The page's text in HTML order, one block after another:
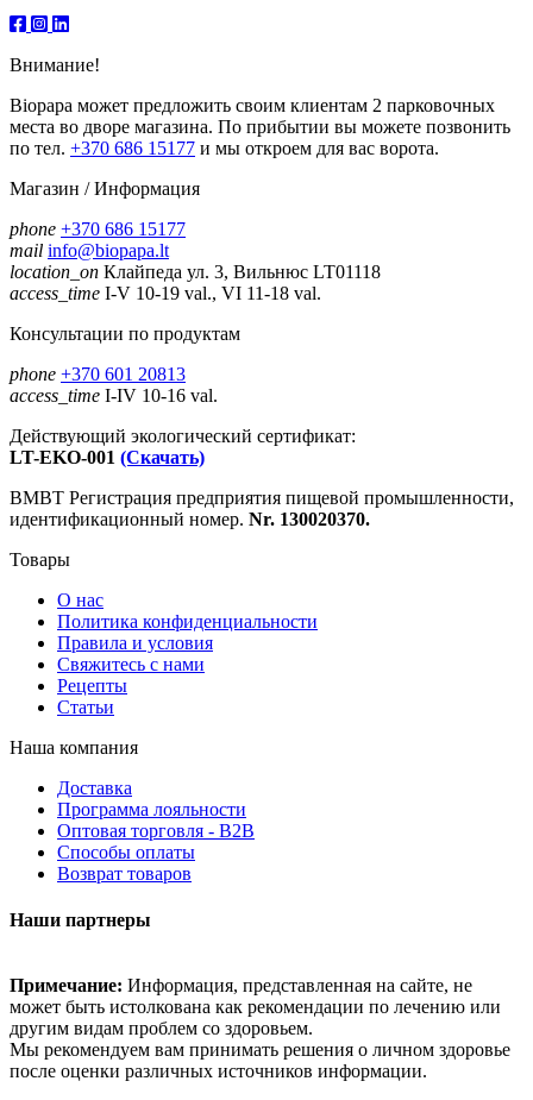
Внимание!
Biopapa может предложить своим клиентам 2 парковочных
места во дворе магазина. По прибытии вы можете позвонить
по тел. +370 686 15177 и мы откроем для вас ворота.
Магазин / Информация
phone +370 686 15177
mail info@biopapa.lt
location_on Клайпеда ул. 3, Вильнюс LT01118
access_time I-V 10-19 val., VI 11-18 val.
Консультации по продуктам
phone +370 601 20813
access_time I-IV 10-16 val.
Действующий экологический сертификат:
LT-EKO-001 (Скачать)
ВМВТ Регистрация предприятия пищевой промышленности,
идентификационный номер. Nr. 130020370.
Товары
О нас
Политика конфиденциальности
Правила и условия
Свяжитесь с нами
Рецепты
Статьи
Наша компания
Доставка
Программа лояльности
Оптовая торговля - B2B
Способы оплаты
Возврат товаров
Наши партнеры
Примечание: Информация, представленная на сайте, не
может быть истолкована как рекомендации по лечению или
другим видам проблем со здоровьем.
Мы рекомендуем вам принимать решения о личном здоровье
после оценки различных источников информации.